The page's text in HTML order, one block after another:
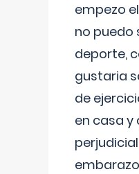
empezo
no puedo
deporte,
gustaria
de
en casa y